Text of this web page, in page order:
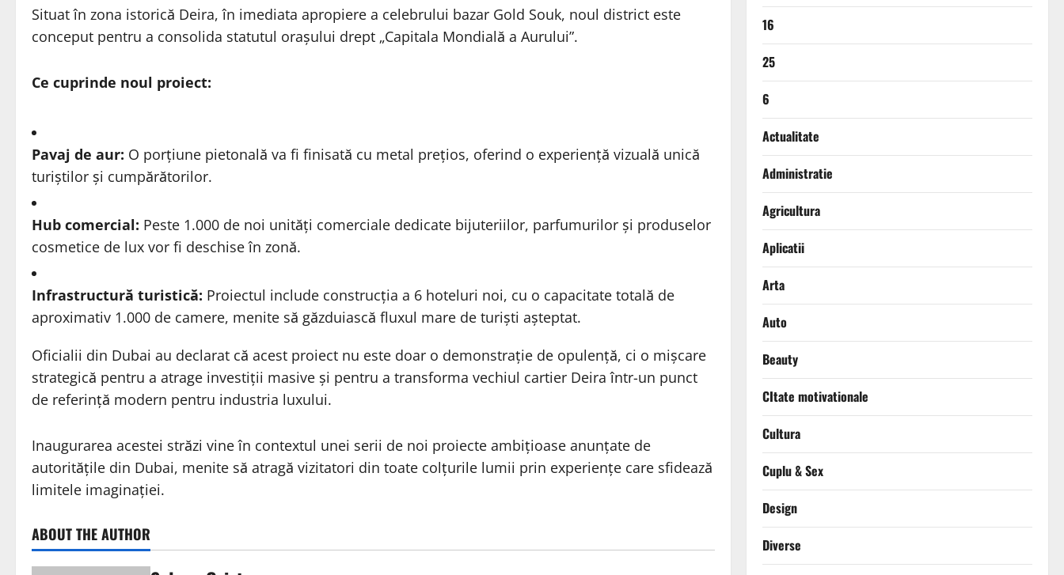
Situat în zona istorică Deira, în imediata apropiere a celebrului bazar Gold Souk, noul district este
conceput pentru a consolida statutul orașului drept „Capitala Mondială a Aurului”.
Ce cuprinde noul proiect:
Pavaj de aur: O porțiune pietonală va fi finisată cu metal prețios, oferind o experiență vizuală unică
turiștilor și cumpărătorilor.
Hub comercial: Peste 1.000 de noi unități comerciale dedicate bijuteriilor, parfumurilor și produselor
cosmetice de lux vor fi deschise în zonă.
Infrastructură turistică: Proiectul include construcția a 6 hoteluri noi, cu o capacitate totală de
aproximativ 1.000 de camere, menite să găzduiască fluxul mare de turiști așteptat.
Oficialii din Dubai au declarat că acest proiect nu este doar o demonstrație de opulență, ci o mișcare
strategică pentru a atrage investiții masive și pentru a transforma vechiul cartier Deira într-un punct
de referință modern pentru industria luxului.
Inaugurarea acestei străzi vine în contextul unei serii de noi proiecte ambițioase anunțate de
autoritățile din Dubai, menite să atragă vizitatori din toate colțurile lumii prin experiențe care sfidează
limitele imaginației.
ABOUT THE AUTHOR
16
25
6
Actualitate
Administratie
Agricultura
Aplicatii
Arta
Auto
Beauty
CItate motivationale
Cultura
Cuplu & Sex
Design
Diverse